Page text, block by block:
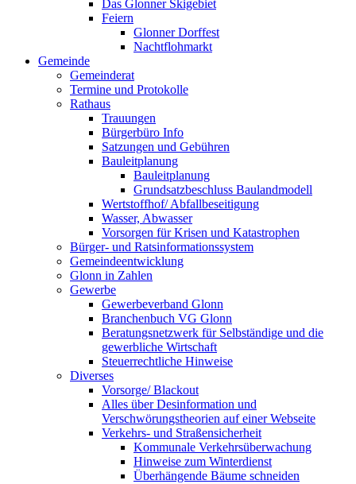
Das Glonner Skigebiet
Feiern
Glonner Dorffest
Nachtflohmarkt
Gemeinde
Gemeinderat
Termine und Protokolle
Rathaus
Trauungen
Bürgerbüro Info
Satzungen und Gebühren
Bauleitplanung
Bauleitplanung
Grundsatzbeschluss Baulandmodell
Wertstoffhof/ Abfallbeseitigung
Wasser, Abwasser
Vorsorgen für Krisen und Katastrophen
Bürger- und Ratsinformationssystem
Gemeindeentwicklung
Glonn in Zahlen
Gewerbe
Gewerbeverband Glonn
Branchenbuch VG Glonn
Beratungsnetzwerk für Selbständige und die
gewerbliche Wirtschaft
Steuerrechtliche Hinweise
Diverses
Vorsorge/ Blackout
Alles über Desinformation und
Verschwörungstheorien auf einer Webseite
Verkehrs- und Straßensicherheit
Kommunale Verkehrsüberwachung
Hinweise zum Winterdienst
Überhängende Bäume schneiden